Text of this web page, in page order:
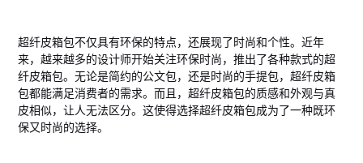
超纤皮箱包不仅具有环保的特点，还展现了时尚和个性。近年
来，越来越多的设计师开始关注环保时尚，推出了各种款式的超
纤皮箱包。无论是简约的公文包，还是时尚的手提包，超纤皮箱
包都能满足消费者的需求。而且，超纤皮箱包的质感和外观与真
皮相似，让人无法区分。这使得选择超纤皮箱包成为了一种既环
保又时尚的选择。